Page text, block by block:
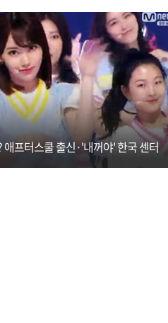
프터스쿨 출신·'내꺼야' 한국 센터